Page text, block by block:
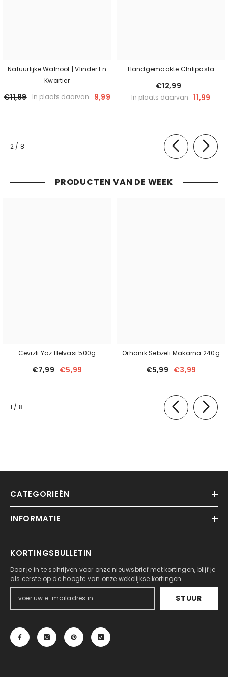
Natuurlijke Walnoot | Vlinder En
Kwartier
€11,99 In plaats daarvan 9,99
Handgemaakte Chilipasta
€12,99
In plaats daarvan 11,99
2 / van
8
PRODUCTEN VAN DE WEEK
Cevizli Yaz Helvası 500g
€7,99 €5,99
Orhanik Sebzeli Makarna 240g
€5,99 €3,99
1 / van
8
CATEGORIEËN
INFORMATIE
KORTINGSBULLETIN
Door je in te schrijven voor onze nieuwsbrief met kortingen, blijf je
als eerste op de hoogte van onze wekelijkse kortingen.
STUUR